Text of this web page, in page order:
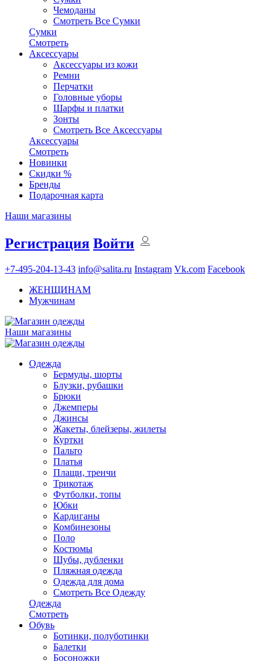
Чемоданы
Смотреть Все Сумки
Сумки
Смотреть
Аксессуары
Аксессуары из кожи
Ремни
Перчатки
Головные уборы
Шарфы и платки
Зонты
Смотреть Все Аксессуары
Аксессуары
Смотреть
Новинки
Скидки %
Бренды
Подарочная карта
Наши магазины
Регистрация Войти
+7-495-204-13-43 info@salita.ru Instagram Vk.com Facebook
ЖЕНЩИНАМ
Мужчинам
Наши магазины
Одежда
Бермуды, шорты
Блузки, рубашки
Брюки
Джемперы
Джинсы
Жакеты, блейзеры, жилеты
Куртки
Пальто
Платья
Плащи, тренчи
Трикотаж
Футболки, топы
Юбки
Кардиганы
Комбинезоны
Поло
Костюмы
Шубы, дубленки
Пляжная одежда
Одежда для дома
Смотреть Все Одежду
Одежда
Смотреть
Обувь
Ботинки, полуботинки
Балетки
Босоножки